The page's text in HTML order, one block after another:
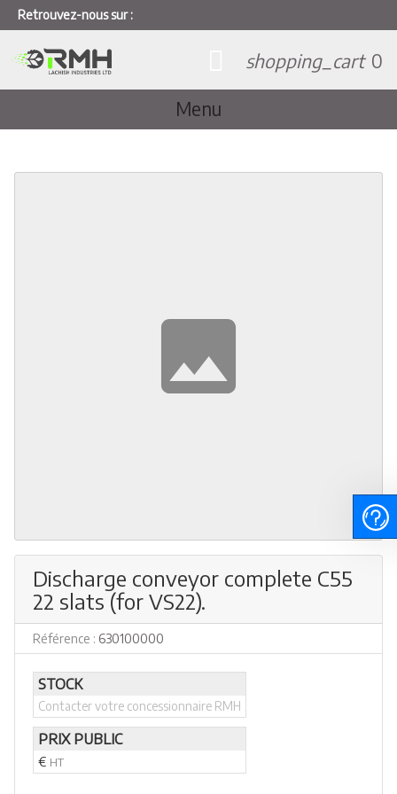
Retrouvez-nous sur :
Menu
shopping_cart 0
Discharge conveyor complete C55
22 slats (for VS22).
Référence : 630100000
STOCK
Contacter votre concessionnaire RMH
PRIX PUBLIC
€ HT